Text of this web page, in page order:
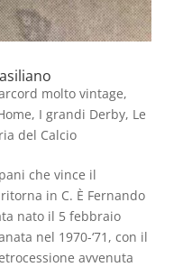
molto vintage,
, I grandi Derby, Le
del Calcio
che vince il
in C. È Fernando
nato il 5 febbraio
nel 1970-‘71, con il
avvenuta